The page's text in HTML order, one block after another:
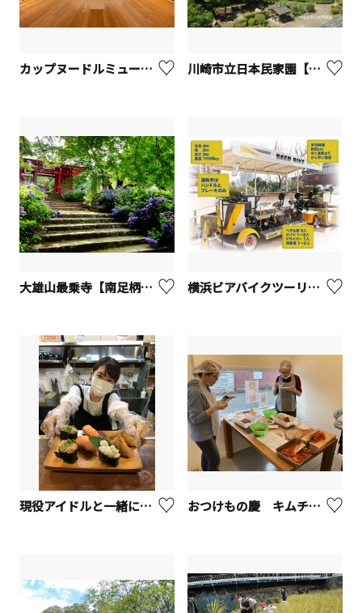
カップヌードルミュージアム 横浜【横浜市】 川崎市立日本民家園【川崎市】
大雄山最乗寺【南足柄市】 横浜ビアバイクツーリズム体験（横浜ビール）
現役アイドルと一緒に寿司体験（天然素材蔵）【川崎市】 おつけもの慶 キムチづくり体験